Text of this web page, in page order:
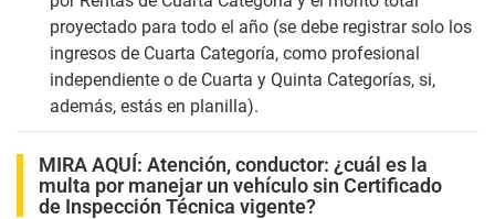
proyectado para todo el año (se debe registrar solo los
ingresos de Cuarta Categoría, como profesional
independiente o de Cuarta y Quinta Categorías, si,
además, estás en planilla).
MIRA AQUÍ: Atención, conductor: ¿cuál es la
multa por manejar un vehículo sin Certificado
de Inspección Técnica vigente?